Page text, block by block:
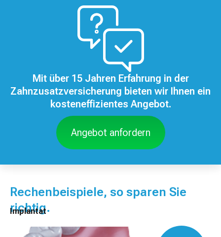
Mit über 15 Jahren Erfahrung in der
Zahnzusatzversicherung bieten wir Ihnen ein
kosteneffizientes Angebot.
Angebot anfordern
Rechenbeispiele, so sparen Sie
richtig.
Implantat